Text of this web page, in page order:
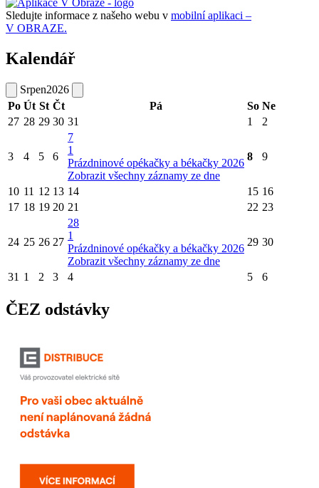
Sledujte informace z našeho webu v mobilní aplikaci –
V OBRAZE.
Kalendář
Srpen2026
Po Út St Čt Pá So Ne
27 28 29 30 31 1 2
3 4 5 6
7
1
Prázdninové opékačky a békačky 2026
Zobrazit všechny záznamy ze dne
8 9
10 11 12 13 14 15 16
17 18 19 20 21 22 23
24 25 26 27
28
1
Prázdninové opékačky a békačky 2026
Zobrazit všechny záznamy ze dne
29 30
31 1 2 3 4 5 6
ČEZ odstávky